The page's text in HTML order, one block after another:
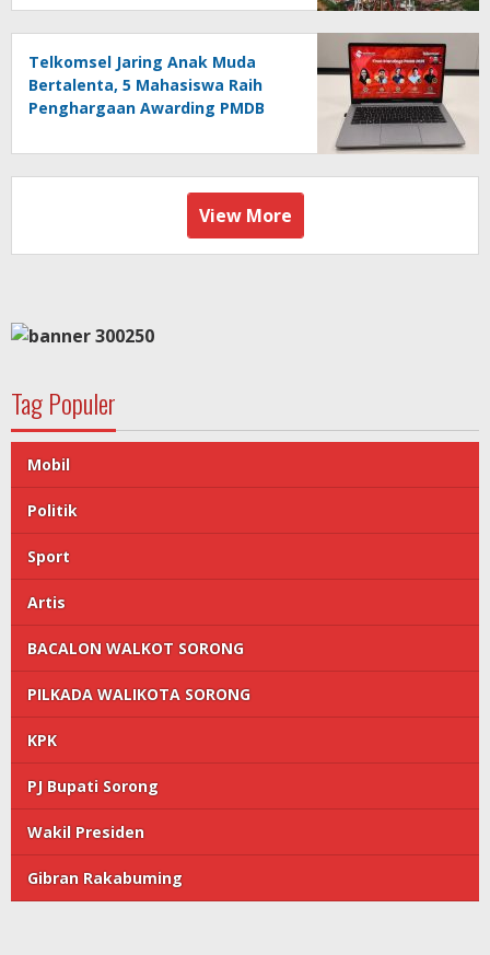
Telkomsel Jaring Anak Muda
Bertalenta, 5 Mahasiswa Raih
Penghargaan Awarding PMDB
View More
Tag Populer
Mobil
Politik
Sport
Artis
BACALON WALKOT SORONG
PILKADA WALIKOTA SORONG
KPK
PJ Bupati Sorong
Wakil Presiden
Gibran Rakabuming